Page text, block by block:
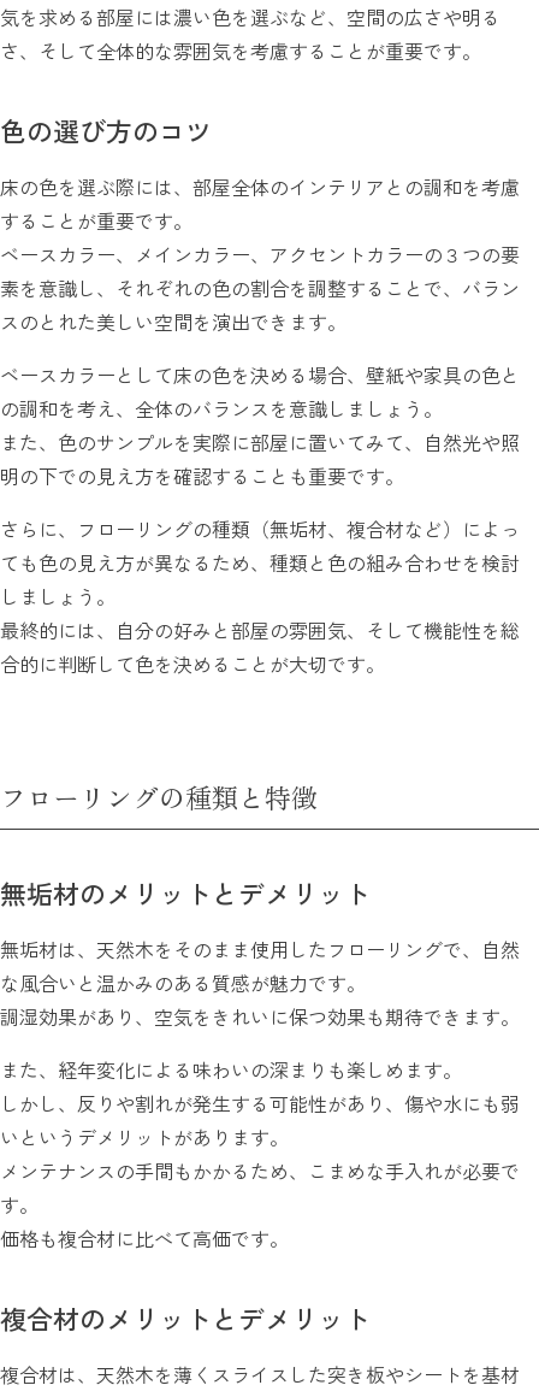
気を求める部屋には濃い色を選ぶなど、空間の広さや明る
さ、そして全体的な雰囲気を考慮することが重要です。
色の選び方のコツ
床の色を選ぶ際には、部屋全体のインテリアとの調和を考慮
することが重要です。
ベースカラー、メインカラー、アクセントカラーの３つの要
素を意識し、それぞれの色の割合を調整することで、バラン
スのとれた美しい空間を演出できます。
ベースカラーとして床の色を決める場合、壁紙や家具の色と
の調和を考え、全体のバランスを意識しましょう。
また、色のサンプルを実際に部屋に置いてみて、自然光や照
明の下での見え方を確認することも重要です。
さらに、フローリングの種類（無垢材、複合材など）によっ
ても色の見え方が異なるため、種類と色の組み合わせを検討
しましょう。
最終的には、自分の好みと部屋の雰囲気、そして機能性を総
合的に判断して色を決めることが大切です。
フローリングの種類と特徴
無垢材のメリットとデメリット
無垢材は、天然木をそのまま使用したフローリングで、自然
な風合いと温かみのある質感が魅力です。
調湿効果があり、空気をきれいに保つ効果も期待できます。
また、経年変化による味わいの深まりも楽しめます。
しかし、反りや割れが発生する可能性があり、傷や水にも弱
いというデメリットがあります。
メンテナンスの手間もかかるため、こまめな手入れが必要で
す。
価格も複合材に比べて高価です。
複合材のメリットとデメリット
複合材は、天然木を薄くスライスした突き板やシートを基材